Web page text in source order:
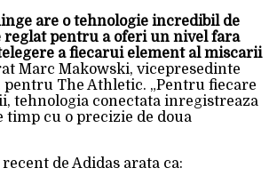
are o tehnologie incredibil de
reglat pentru a oferi un nivel fara
a fiecarui element al miscarii
Marc Makowski, vicepresedinte
pentru The Athletic. „Pentru fiecare
tehnologia conectata inregistreaza
timp cu o precizie de doua
de Adidas arata ca: